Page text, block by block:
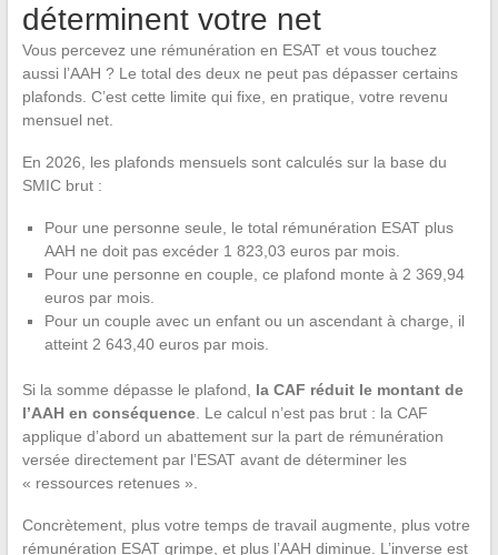
déterminent votre net
Vous percevez une rémunération en ESAT et vous touchez
aussi l’AAH ? Le total des deux ne peut pas dépasser certains
plafonds. C’est cette limite qui fixe, en pratique, votre revenu
mensuel net.
En 2026, les plafonds mensuels sont calculés sur la base du
SMIC brut :
Pour une personne seule, le total rémunération ESAT plus
AAH ne doit pas excéder 1 823,03 euros par mois.
Pour une personne en couple, ce plafond monte à 2 369,94
euros par mois.
Pour un couple avec un enfant ou un ascendant à charge, il
atteint 2 643,40 euros par mois.
Si la somme dépasse le plafond, la CAF réduit le montant de
l’AAH en conséquence. Le calcul n’est pas brut : la CAF
applique d’abord un abattement sur la part de rémunération
versée directement par l’ESAT avant de déterminer les
« ressources retenues ».
Concrètement, plus votre temps de travail augmente, plus votre
rémunération ESAT grimpe, et plus l’AAH diminue. L’inverse est